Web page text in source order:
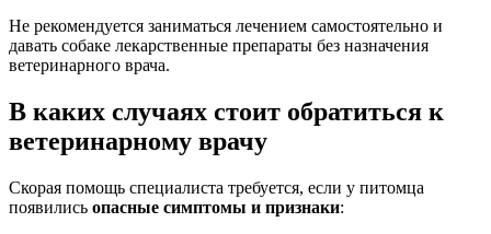
Не рекомендуется заниматься лечением самостоятельно и
давать собаке лекарственные препараты без назначения
ветеринарного врача.
В каких случаях стоит обратиться к
ветеринарному врачу
Скорая помощь специалиста требуется, если у питомца
появились опасные симптомы и признаки: